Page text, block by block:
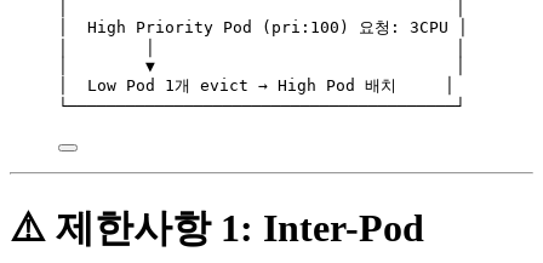
│  High Priority Pod (pri:100) 요청: 3CPU │
│        ▼                               │
│  Low Pod 1개 evict → High Pod 배치     │
└────────────────────────────────────────┘
⚠️ 제한사항 1: Inter-Pod